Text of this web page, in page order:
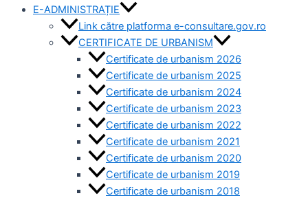
E-ADMINISTRAȚIE
Link către platforma e-consultare.gov.ro
CERTIFICATE DE URBANISM
Certificate de urbanism 2026
Certificate de urbanism 2025
Certificate de urbanism 2024
Certificate de urbanism 2023
Certificate de urbanism 2022
Certificate de urbanism 2021
Certificate de urbanism 2020
Certificate de urbanism 2019
Certificate de urbanism 2018